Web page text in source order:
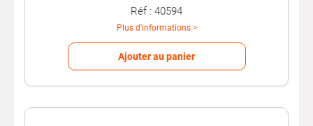
Réf : 40594
Plus d'informations >
Ajouter au panier